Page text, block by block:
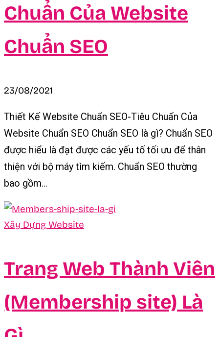
Chuẩn Của Website
Chuẩn SEO
23/08/2021
Thiết Kế Website Chuẩn SEO-Tiêu Chuẩn Của
Website Chuẩn SEO Chuẩn SEO là gì? Chuẩn SEO
được hiểu là đạt được các yếu tố tối ưu để thân
thiện với bộ máy tìm kiếm. Chuẩn SEO thường
bao gồm...
Xây Dựng Website
Trang Web Thành Viên
(Membership site) Là